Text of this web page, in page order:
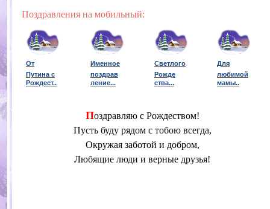
Поздравления на мобильный:
От
Путина с
Рождест..
Именное
поздрав
ление...
Светлого
Рожде
ства...
Для
любимой
мамы..
Поздравляю с Рождеством!
Пусть буду рядом с тобою всегда,
Окружая заботой и добром,
Любящие люди и верные друзья!